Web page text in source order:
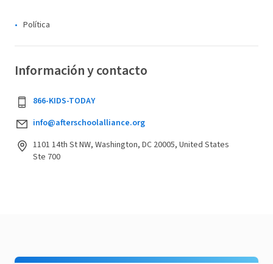
Política
Información y contacto
866-KIDS-TODAY
info@afterschoolalliance.org
1101 14th St NW, Washington, DC 20005, United States
Ste 700